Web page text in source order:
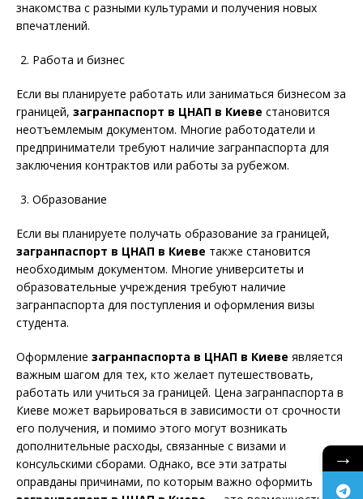
знакомства с разными культурами и получения новых
впечатлений.
Работа и бизнес
Если вы планируете работать или заниматься бизнесом за
границей, загранпаспорт в ЦНАП в Киеве становится
неотъемлемым документом. Многие работодатели и
предприниматели требуют наличие загранпаспорта для
заключения контрактов или работы за рубежом.
Образование
Если вы планируете получать образование за границей,
загранпаспорт в ЦНАП в Киеве также становится
необходимым документом. Многие университеты и
образовательные учреждения требуют наличие
загранпаспорта для поступления и оформления визы
студента.
Оформление загранпаспорта в ЦНАП в Киеве является
важным шагом для тех, кто желает путешествовать,
работать или учиться за границей. Цена загранпаспорта в
Киеве может варьироваться в зависимости от срочности
его получения, и помимо этого могут возникать
дополнительные расходы, связанные с визами и
консульскими сборами. Однако, все эти затраты
оправданы причинами, по которым важно оформить
→